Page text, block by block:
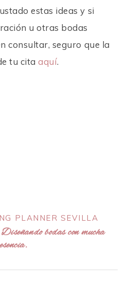
estas ideas y si
u otras bodas
consultar, seguro que la
tu citaaquí.
PLANNER SEVILLA
bodas con mucha
esencia.